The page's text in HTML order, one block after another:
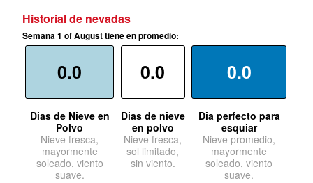
Historial de nevadas
Semana 1 of August tiene en promedio:
0.0
Dias de Nieve en
Polvo
Nieve fresca,
mayormente
soleado, viento
suave.
0.0
Dias de nieve
en polvo
Nieve fresca,
sol limitado,
sin viento.
0.0
Dia perfecto para
esquiar
Nieve promedio,
mayormente
soleado, viento
suave.